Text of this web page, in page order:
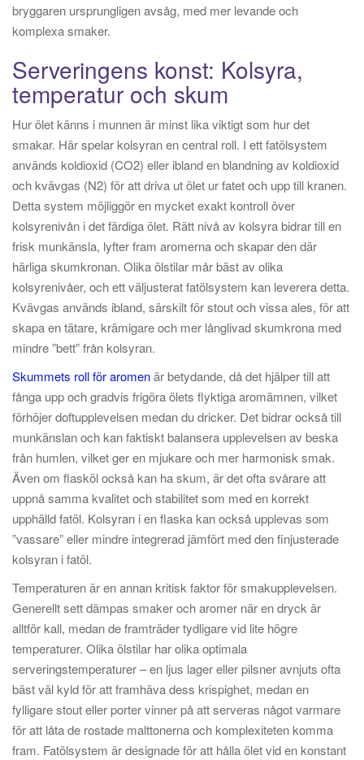
bryggaren ursprungligen avsåg, med mer levande och
komplexa smaker.
Serveringens konst: Kolsyra,
temperatur och skum
Hur ölet känns i munnen är minst lika viktigt som hur det
smakar. Här spelar kolsyran en central roll. I ett fatölsystem
används koldioxid (CO2) eller ibland en blandning av koldioxid
och kvävgas (N2) för att driva ut ölet ur fatet och upp till kranen.
Detta system möjliggör en mycket exakt kontroll över
kolsyrenivån i det färdiga ölet. Rätt nivå av kolsyra bidrar till en
frisk munkänsla, lyfter fram aromerna och skapar den där
härliga skumkronan. Olika ölstilar mår bäst av olika
kolsyrenivåer, och ett väljusterat fatölsystem kan leverera detta.
Kvävgas används ibland, särskilt för stout och vissa ales, för att
skapa en tätare, krämigare och mer långlivad skumkrona med
mindre ”bett” från kolsyran.
Skummets roll för aromenär betydande, då det hjälper till att
fånga upp och gradvis frigöra ölets flyktiga aromämnen, vilket
förhöjer doftupplevelsen medan du dricker. Det bidrar också till
munkänslan och kan faktiskt balansera upplevelsen av beska
från humlen, vilket ger en mjukare och mer harmonisk smak.
Även om flasköl också kan ha skum, är det ofta svårare att
uppnå samma kvalitet och stabilitet som med en korrekt
upphälld fatöl. Kolsyran i en flaska kan också upplevas som
”vassare” eller mindre integrerad jämfört med den finjusterade
kolsyran i fatöl.
Temperaturen är en annan kritisk faktor för smakupplevelsen.
Generellt sett dämpas smaker och aromer när en dryck är
alltför kall, medan de framträder tydligare vid lite högre
temperaturer. Olika ölstilar har olika optimala
serveringstemperaturer – en ljus lager eller pilsner avnjuts ofta
bäst väl kyld för att framhäva dess krispighet, medan en
fylligare stout eller porter vinner på att serveras något varmare
för att låta de rostade malttonerna och komplexiteten komma
fram. Fatölsystem är designade för att hålla ölet vid en konstant